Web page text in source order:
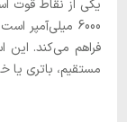
6000
فراهم می‌کند. این
مستقیم، باتری